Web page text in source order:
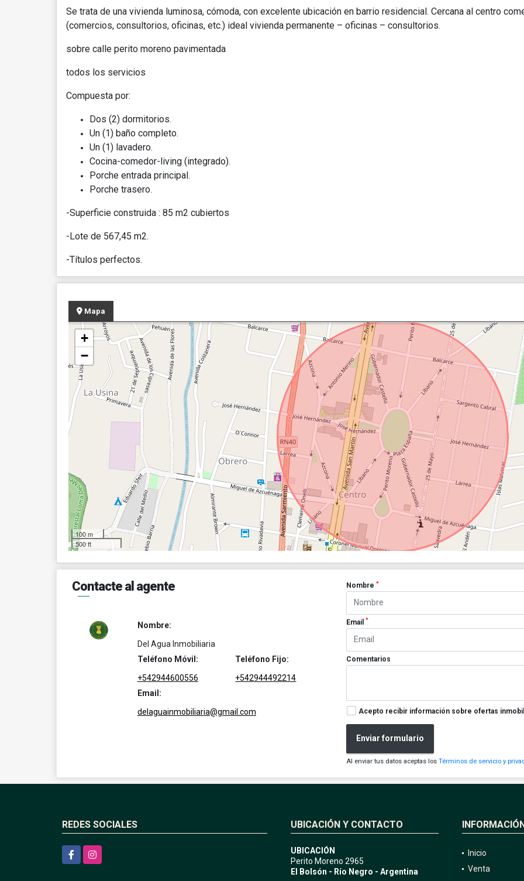
Se trata de una vivienda luminosa, cómoda, con excelente ubicación en barrio residencial. Cercana al centro
(comercios, consultorios, oficinas, etc.) ideal vivienda permanente – oficinas – consultorios.
sobre calle perito moreno pavimentada
todos los servicios
Compuesta por:
Dos (2) dormitorios.
Un (1) baño completo.
Un (1) lavadero.
Cocina-comedor-living (integrado).
Porche entrada principal.
Porche trasero.
-Superficie construida : 85 m2 cubiertos
-Lote de 567,45 m2.
-Títulos perfectos.
Mapa
+
−
100 m
500 ft
Contacte al agente
Nombre:
Del Agua Inmobiliaria
Teléfono Móvil:
+542944600556
Teléfono Fijo:
+542944492214
Email:
delaguainmobiliaria@gmail.com
Nombre*
Email*
Comentarios
Acepto recibir información sobre ofertas
Enviar formulario
Al enviar tus datos aceptas losTérminos de servicio y
REDES SOCIALES
FacebookInstagram
UBICACIÓN Y CONTACTO
UBICACIÓN
Perito Moreno 2965
El Bolsón - Río Negro - Argentina
Inicio
Venta